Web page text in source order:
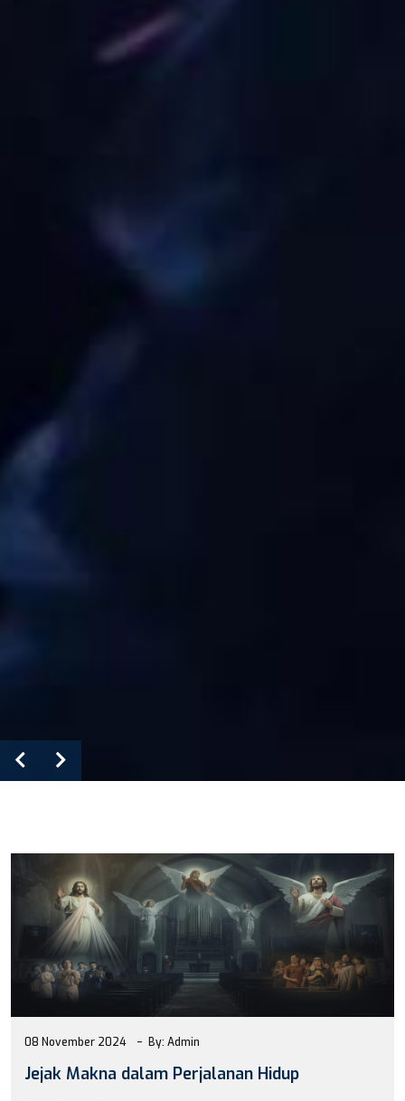
08 November 2024 By: Admin
Jejak Makna dalam Perjalanan Hidup